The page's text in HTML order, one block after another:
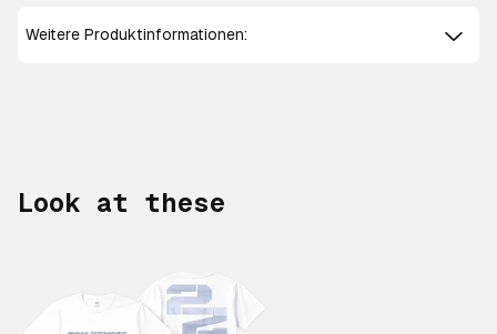
Weitere Produktinformationen:
Look at these